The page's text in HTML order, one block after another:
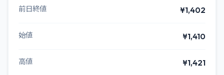
前日終値 ¥1,402
始値 ¥1,410
高値 ¥1,421